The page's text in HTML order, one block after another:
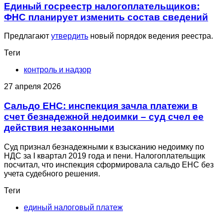
Единый госреестр налогоплательщиков:
ФНС планирует изменить состав сведений
Предлагают утвердить новый порядок ведения реестра.
Теги
контроль и надзор
27 апреля 2026
Сальдо ЕНС: инспекция зачла платежи в
счет безнадежной недоимки – суд счел ее
действия незаконными
Суд признал безнадежными к взысканию недоимку по
НДС за I квартал 2019 года и пени. Налогоплательщик
посчитал, что инспекция сформировала сальдо ЕНС без
учета судебного решения.
Теги
единый налоговый платеж